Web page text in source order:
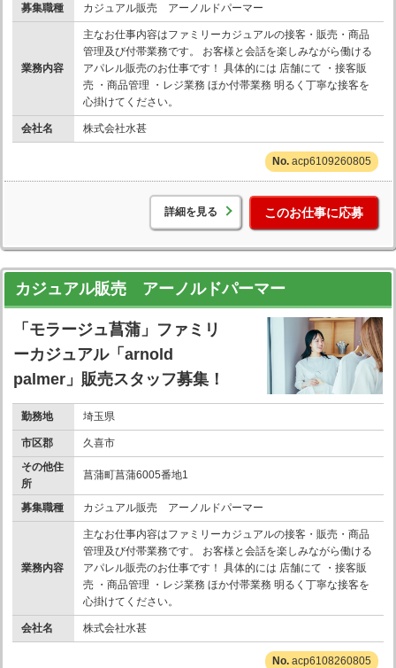
募集職種 カジュアル販売 アーノルドパーマー
業務内容
主なお仕事内容はファミリーカジュアルの接客・販売・商品
管理及び付帯業務です。 お客様と会話を楽しみながら働ける
アパレル販売のお仕事です！ 具体的には 店舗にて ・接客販
売 ・商品管理 ・レジ業務 ほか付帯業務 明るく丁寧な接客を
心掛けてください。
会社名 株式会社水甚
acp6109260805
詳細を見る このお仕事に応募
カジュアル販売 アーノルドパーマー
「モラージュ菖蒲」ファミリ
ーカジュアル「arnold
palmer」販売スタッフ募集！
勤務地 埼玉県
市区郡
久喜市
その他住
所
菖蒲町菖蒲6005番地1
募集職種 カジュアル販売 アーノルドパーマー
業務内容
主なお仕事内容はファミリーカジュアルの接客・販売・商品
管理及び付帯業務です。 お客様と会話を楽しみながら働ける
アパレル販売のお仕事です！ 具体的には 店舗にて ・接客販
売 ・商品管理 ・レジ業務 ほか付帯業務 明るく丁寧な接客を
心掛けてください。
会社名 株式会社水甚
acp6108260805